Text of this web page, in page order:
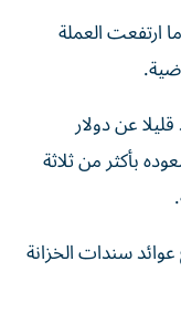
1.1521 دولار بعدما ارتفعت العملة
عن دولار
بعد صعوده بأكثر من ثلاثة
سندات الخزانة